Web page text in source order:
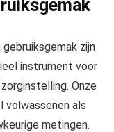
zijn
instrument voor
Onze
volwassenen als
metingen.